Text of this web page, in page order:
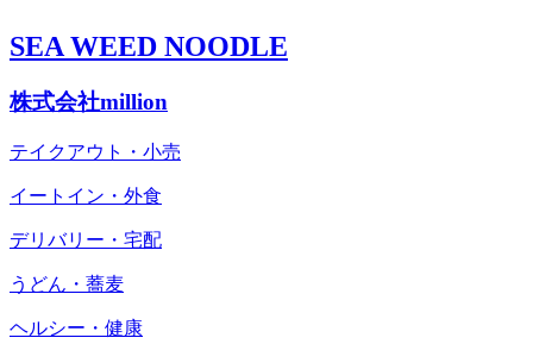
SEA WEED NOODLE
株式会社million
テイクアウト・小売
イートイン・外食
デリバリー・宅配
うどん・蕎麦
ヘルシー・健康